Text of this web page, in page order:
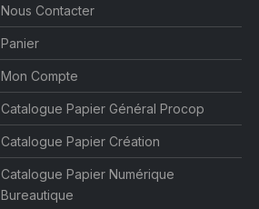
Nous Contacter
Panier
Mon Compte
Catalogue Papier Général Procop
Catalogue Papier Création
Catalogue Papier Numérique
Bureautique